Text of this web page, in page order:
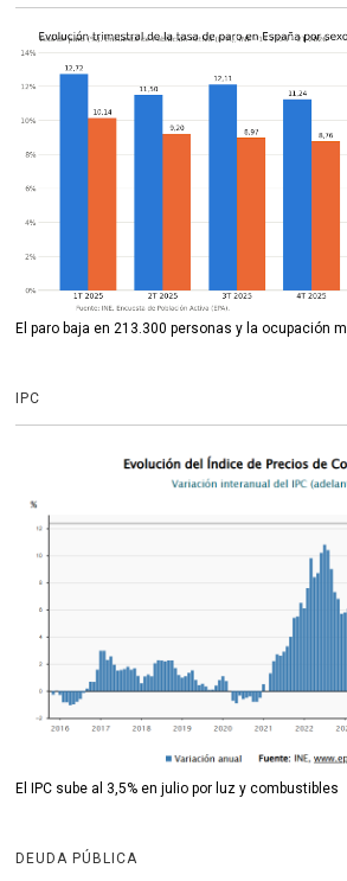
El paro baja en 213.300 personas y la ocupación
IPC
El IPC sube al 3,5% en julio por luz y combustibles
DEUDA PÚBLICA